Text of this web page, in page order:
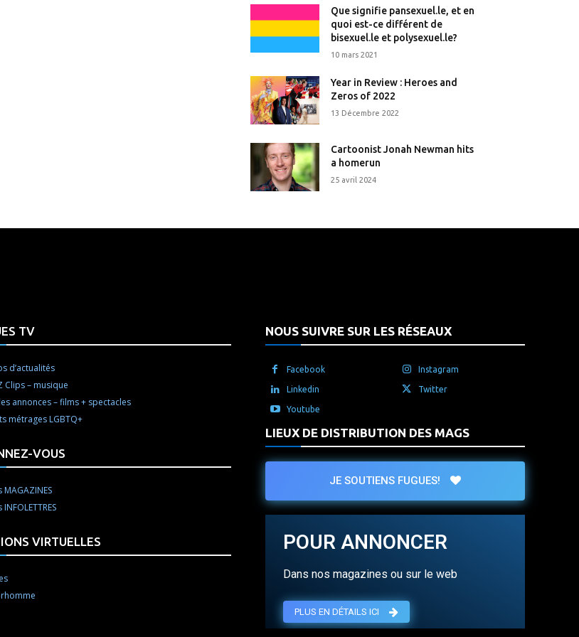
Que signifie pansexuel.le, et en
quoi est-ce différent de
bisexuel.le et polysexuel.le?
10 mars 2021
Year in Review : Heroes and
Zeros of 2022
13 Décembre 2022
Cartoonist Jonah Newman hits
a homerun
25 avril 2024
TV
d’actualités
Clips – musique
annonces – films + spectacles
métrages LGBTQ+
VOUS
MAGAZINES
VIRTUELLES
NOUS SUIVRE SUR LES RÉSEAUX
Facebook Instagram
Linkedin Twitter
Youtube
LIEUX DE DISTRIBUTION DES MAGS
JE SOUTIENS FUGUES!
POUR ANNONCER
Dans nos magazines ou sur le web
PLUS EN DÉTAILS ICI